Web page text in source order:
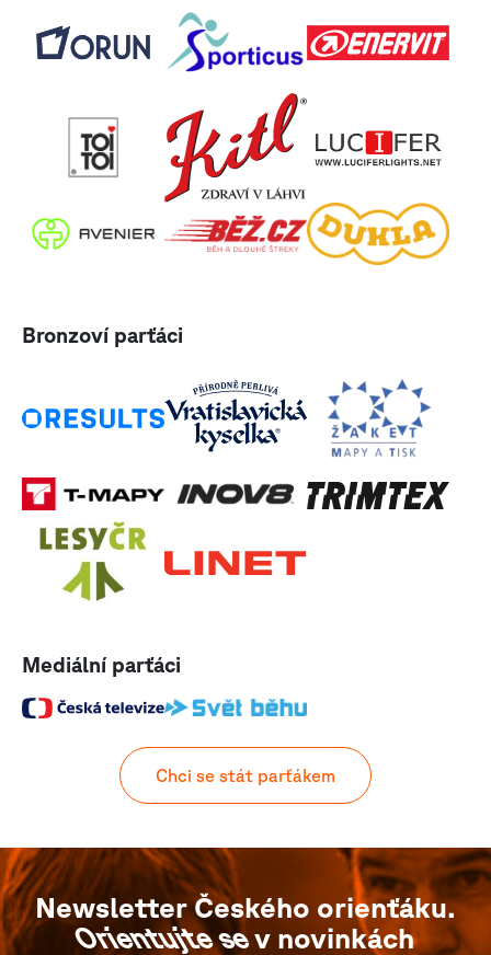
Bronzoví parťáci
Mediální parťáci
Chci se stát parťákem
Newsletter Českého orienťáku.
Orientujte sev novinkách